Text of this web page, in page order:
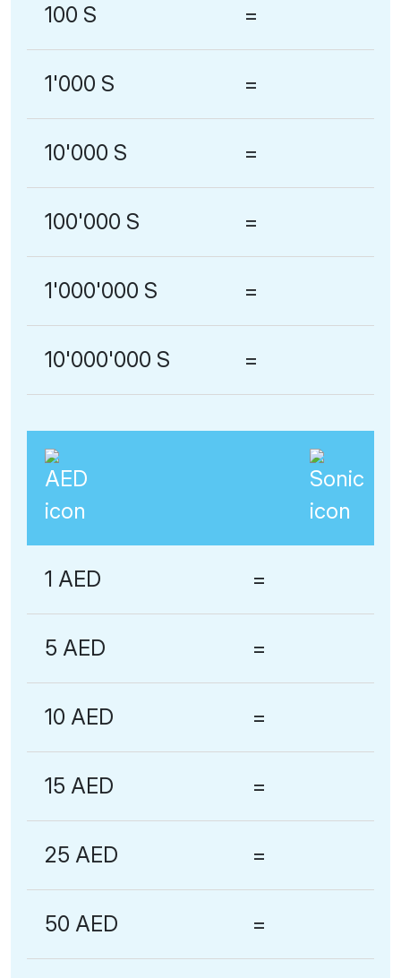
100 S =
1'000 S =
10'000 S =
100'000 S =
1'000'000 S =
10'000'000 S =
1 AED =
5 AED =
10 AED =
15 AED =
25 AED =
50 AED =